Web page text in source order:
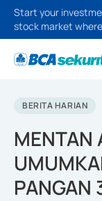
Start your
stock market
BERITA HARIAN
MENTAN
PANGAN